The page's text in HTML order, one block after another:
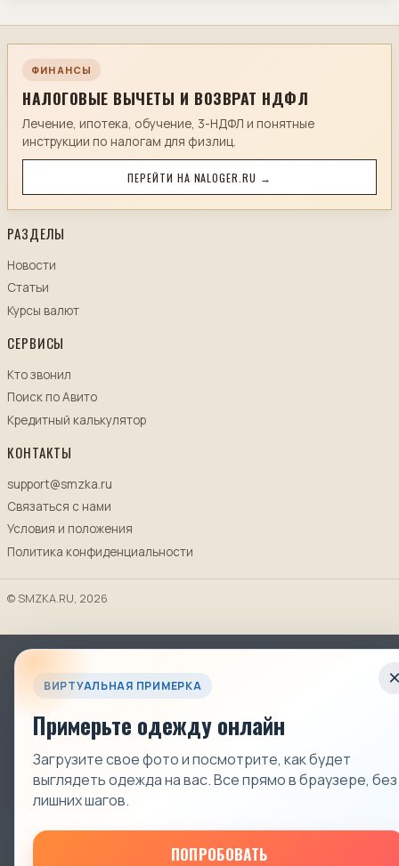
ФИНАНСЫ
НАЛОГОВЫЕ ВЫЧЕТЫ И ВОЗВРАТ НДФЛ
Лечение, ипотека, обучение, 3-НДФЛ и понятные
инструкции по налогам для физлиц.
ПЕРЕЙТИ НА NALOGER.RU →
РАЗДЕЛЫ
Новости
Статьи
Курсы валют
СЕРВИСЫ
Кто звонил
Поиск по Авито
Кредитный калькулятор
КОНТАКТЫ
support@smzka.ru
Связаться с нами
Условия и положения
Политика конфиденциальности
© SMZKA.RU, 2026
ВИРТУАЛЬНАЯ ПРИМЕРКА
Примерьте одежду онлайн
Загрузите свое фото и посмотрите, как будет
выглядеть одежда на вас. Все прямо в браузере, без
лишних шагов.
ПОПРОБОВАТЬ